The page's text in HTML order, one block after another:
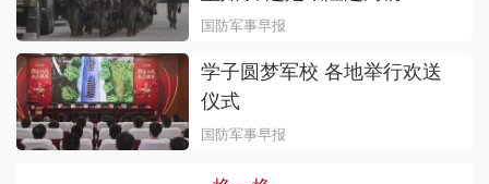
国防军事早报
学子圆梦军校 各地举行欢送
仪式
国防军事早报